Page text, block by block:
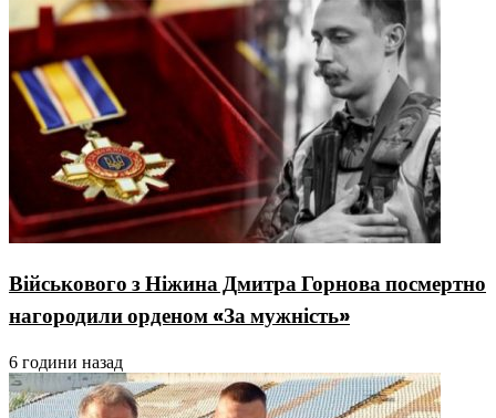
Військового з Ніжина Дмитра Горнова посмертно
нагородили орденом «За мужність»
6 години назад